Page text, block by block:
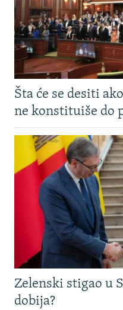
SVE KARTE DEJTONA
NASTANAK I RASPAD
Šta će se desiti
ne konstituiše do
Zelenski stigao u
dobija?